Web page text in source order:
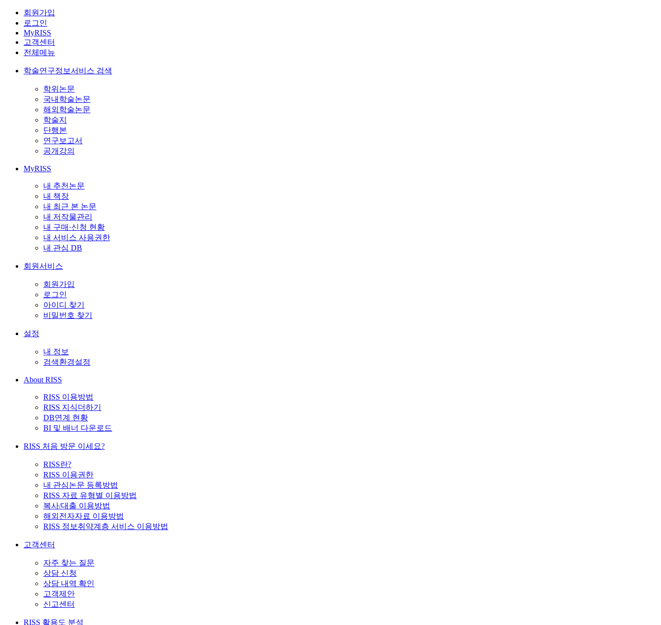
회원가입
로그인
MyRISS
고객센터
전체메뉴
학술연구정보서비스 검색
학위논문
국내학술논문
해외학술논문
학술지
단행본
연구보고서
공개강의
MyRISS
내 추천논문
내 책장
내 최근 본 논문
내 저작물관리
내 구매·신청 현황
내 서비스 사용권한
내 관심 DB
회원서비스
회원가입
로그인
아이디 찾기
비밀번호 찾기
설정
내 정보
검색환경설정
About RISS
RISS 이용방법
RISS 지식더하기
DB연계 현황
BI 및 배너 다운로드
RISS 처음 방문 이세요?
RISS란?
RISS 이용권한
내 관심논문 등록방법
RISS 자료 유형별 이용방법
복사/대출 이용방법
해외전자자료 이용방법
RISS 정보취약계층 서비스 이용방법
고객센터
자주 찾는 질문
상담 신청
상담 내역 확인
고객제안
신고센터
RISS 활용도 분석